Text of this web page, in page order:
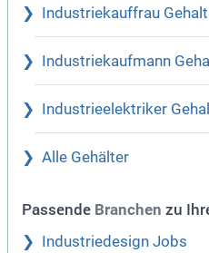
Industriekauffrau Gehalt
Industriekaufmann
Industrieelektriker
Alle Gehälter
Passende Branchen zu
Industriedesign Jobs